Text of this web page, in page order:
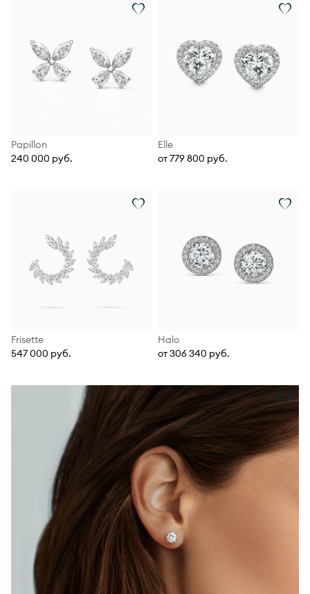
Papillon
240 000 руб.
Elle
от 779 800 руб.
Frisette
547 000 руб.
Halo
от 306 340 руб.